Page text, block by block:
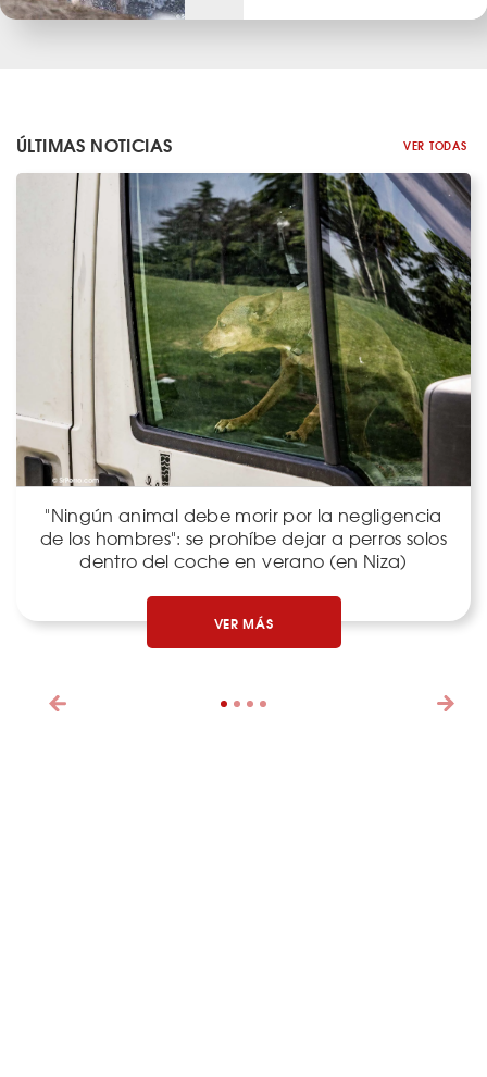
ÚLTIMAS NOTICIAS VER TODAS
"Ningún animal debe morir por la negligencia
de los hombres": se prohíbe dejar a perros solos
dentro del coche en verano (en Niza)
VER MÁS